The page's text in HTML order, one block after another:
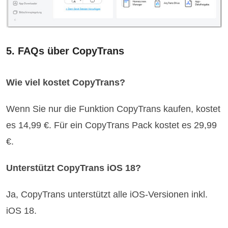
5. FAQs über CopyTrans
Wie viel kostet CopyTrans?
Wenn Sie nur die Funktion CopyTrans kaufen, kostet
es 14,99 €. Für ein CopyTrans Pack kostet es 29,99
€.
Unterstützt CopyTrans iOS 18?
Ja, CopyTrans unterstützt alle iOS-Versionen inkl.
iOS 18.